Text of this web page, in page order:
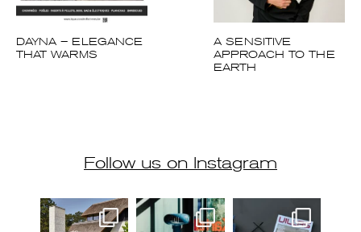
A SENSITIVE
APPROACH TO THE
EARTH
DAYNA – ELEGANCE
THAT WARMS
Follow us on Instagram